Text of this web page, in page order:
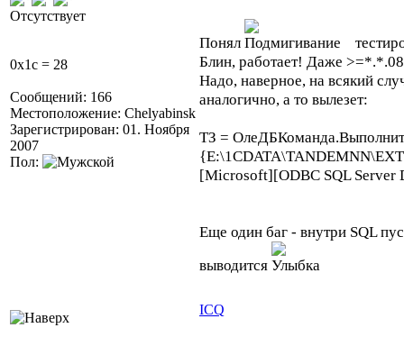
Отсутствует
0x1c = 28
Сообщений: 166
Местоположение: Chelyabinsk
Зарегистрирован: 01. Ноября
2007
Пол:
Понял
Блин, работает! Даже >=*.*.08
Надо, наверное, на всякий
аналогично, а то вылезет:
ТЗ =
[Microsoft][ODBC SQL Server
Еще один баг - внутри SQL
выводится
ICQ